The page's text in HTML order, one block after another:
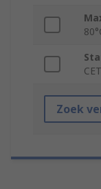
Zoek